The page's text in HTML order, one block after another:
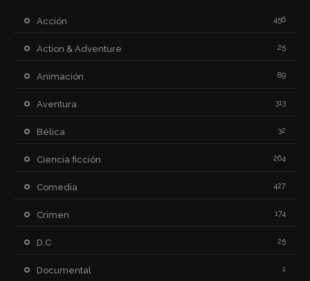
Acción 456
Action & Adventure 25
Animación 89
Aventura 313
Bélica 32
Ciencia ficción 264
Comedia 427
Crimen 174
D.C 25
Documental 1